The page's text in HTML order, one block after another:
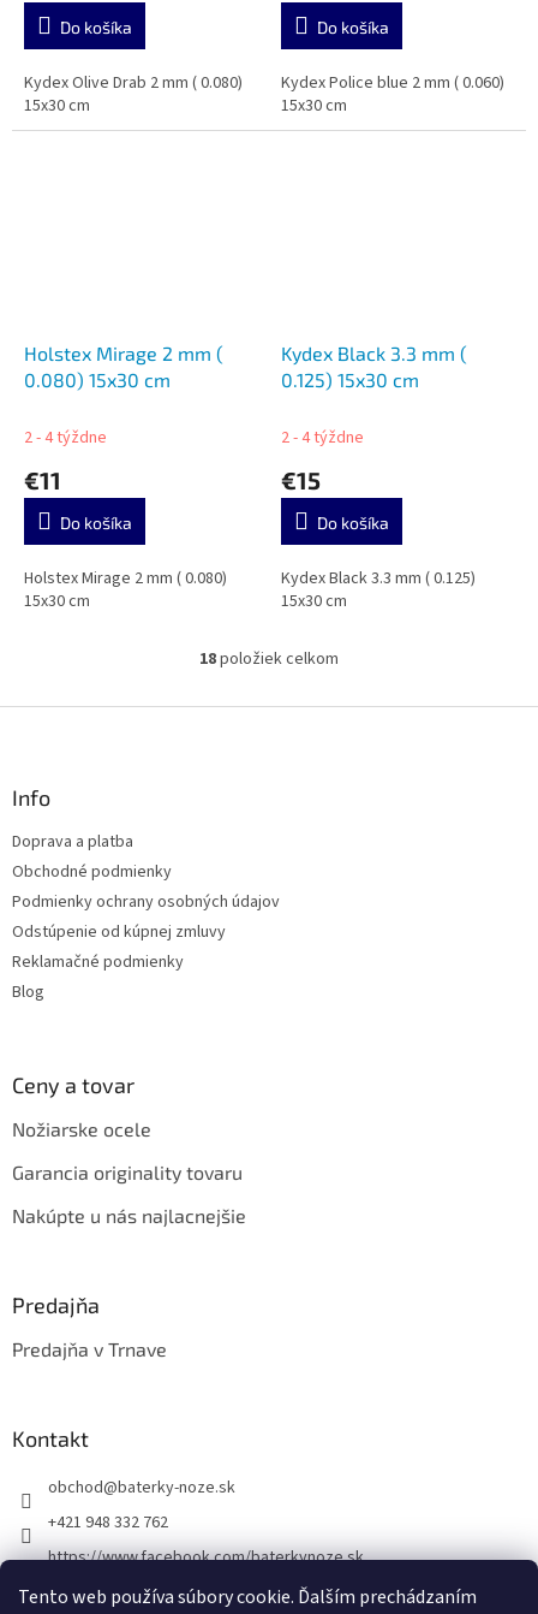
Tento web používa súbory cookie. Ďalším prechádzaním
Do košíka
Kydex Olive Drab 2 mm ( 0.080)
15x30 cm
Do košíka
Kydex Police blue 2 mm ( 0.060)
15x30 cm
Holstex Mirage 2 mm (
0.080) 15x30 cm
2 - 4 týždne
€11
Do košíka
Holstex Mirage 2 mm ( 0.080)
15x30 cm
Kydex Black 3.3 mm (
0.125) 15x30 cm
2 - 4 týždne
€15
Do košíka
Kydex Black 3.3 mm ( 0.125)
15x30 cm
O
l
r
18položiek celkom
Info
Doprava a platba
Obchodné podmienky
Podmienky ochrany osobných údajov
Odstúpenie od kúpnej zmluvy
Reklamačné podmienky
Blog
Ceny a tovar
Nožiarske ocele
Garancia originality tovaru
Nakúpte u nás najlacnejšie
Predajňa
Predajňa v Trnave
Kontakt
obchod@baterky-noze.sk
+421 948 332 762
https://www.facebook.com/baterkynoze.sk
/baterkynoze